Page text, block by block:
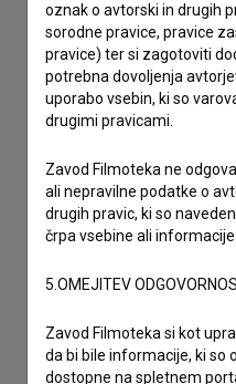
želim dodati podatke
drugo
oznak o avtorski in drugih
sorodne pravice, pravice
pravice) ter si zagotoviti
potrebna dovoljenja
uporabo vsebin, ki so
drugimi pravicami.
Zavod Filmoteka ne
ali nepravilne podatke o
drugih pravic, ki so
črpa vsebine ali informacije.
5.OMEJITEV
Zavod Filmoteka si kot
da bi bile informacije, ki so
dostopne na spletnem